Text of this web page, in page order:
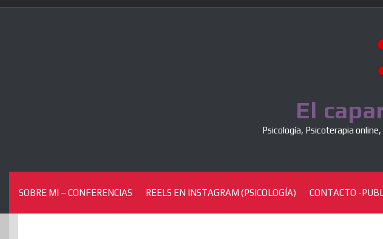
Skip
El
Psicología, Psicoterapia
SOBRE MI – CONFERENCIAS REELS EN INSTAGRAM (PSICOLOGÍA) CONTACTO -